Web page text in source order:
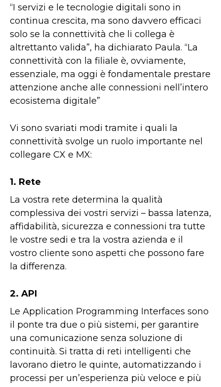
“I servizi e le tecnologie digitali sono in
continua crescita, ma sono davvero efficaci
solo se la connettività che li collega è
altrettanto valida”, ha dichiarato Paula. “La
connettività con la filiale è, ovviamente,
essenziale, ma oggi è fondamentale prestare
attenzione anche alle connessioni nell’intero
ecosistema digitale”
Vi sono svariati modi tramite i quali la
connettività svolge un ruolo importante nel
collegare CX e MX:
1. Rete
La vostra rete determina la qualità
complessiva dei vostri servizi – bassa latenza,
affidabilità, sicurezza e connessioni tra tutte
le vostre sedi e tra la vostra azienda e il
vostro cliente sono aspetti che possono fare
la differenza.
2. API
Le Application Programming Interfaces sono
il ponte tra due o più sistemi, per garantire
una comunicazione senza soluzione di
continuità. Si tratta di reti intelligenti che
lavorano dietro le quinte, automatizzando i
processi per un’esperienza più veloce e più